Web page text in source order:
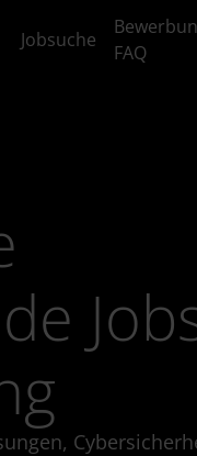
Jobsuche
FAQ